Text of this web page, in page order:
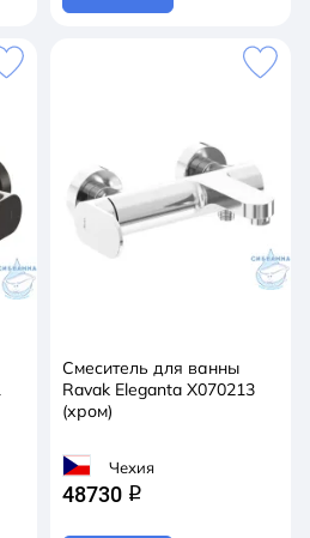
Смеситель для ванны
Ravak Eleganta X070213
(хром)
Чехия
48730 q